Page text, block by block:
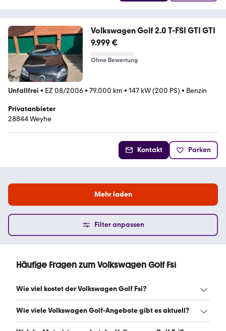
Volkswagen Golf 2.0 T-FSI GTI GTI
9.999 €
Ohne Bewertung
Unfallfrei • EZ 08/2006• 79.000 km • 147 kW (200 PS) • Benzin
Privatanbieter
28844 Weyhe
Kontakt Parken
Mehr laden
Filter anpassen
Häufige Fragen zum Volkswagen Golf Fsi
Wie viel kostet der Volkswagen Golf Fsi?
Ein guter Preis für einen Volkswagen Golf Fsi liegt zwischen
Wie viele Volkswagen Golf-Angebote gibt es aktuell?